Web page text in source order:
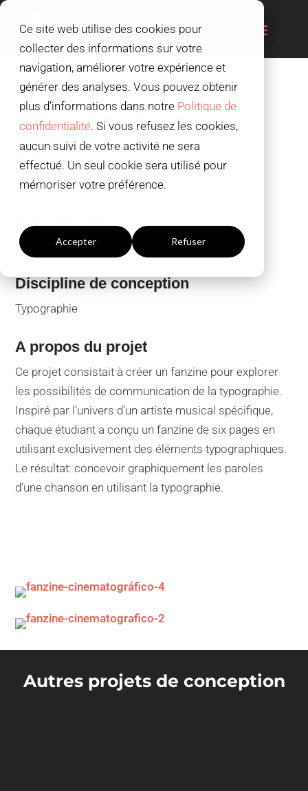
Ce site web utilise des cookies pour
collecter des informations sur votre
navigation, améliorer votre expérience et
générer des analyses. Vous pouvez obtenir
plus d’informations dans notre Politique de
confidentialité. Si vous refusez les cookies,
aucun suivi de votre activité ne sera
effectué. Un seul cookie sera utilisé pour
mémoriser votre préférence.
Accepter Refuser
Fanzine de cinéma
Auteur
Étudiants en Design Numérique
Adobe Creative Suite
Discipline de conception
Typographie
A propos du projet
Ce projet consistait à créer un fanzine pour explorer
les possibilités de communication de la typographie.
Inspiré par l’univers d’un artiste musical spécifique,
chaque étudiant a conçu un fanzine de six pages en
utilisant exclusivement des éléments typographiques.
Le résultat: concevoir graphiquement les paroles
d’une chanson en utilisant la typographie.
Autres projets de conception